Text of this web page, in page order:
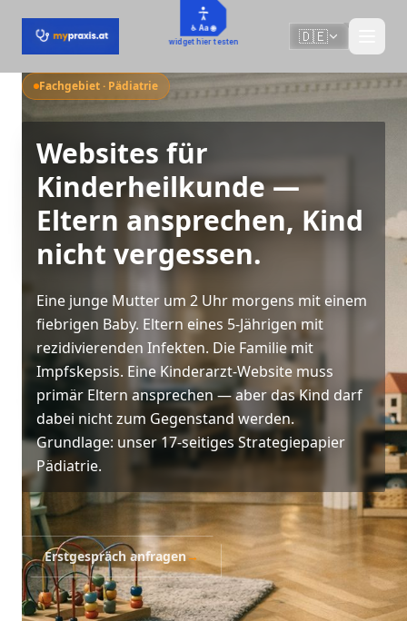
🇩🇪
♿ Aa 🌐
widget hier testen
Fachgebiet · Pädiatrie
Websites für
Kinderheilkunde —
Eltern ansprechen, Kind
nicht vergessen.
Eine junge Mutter um 2 Uhr morgens mit einem
fiebrigen Baby. Eltern eines 5-Jährigen mit
rezidivierenden Infekten. Die Familie mit
Impfskepsis. Eine Kinderarzt-Website muss
primär Eltern ansprechen — aber das Kind darf
dabei nicht zum Gegenstand werden.
Grundlage: unser 17-seitiges Strategiepapier
Pädiatrie.
Erstgespräch anfragen→